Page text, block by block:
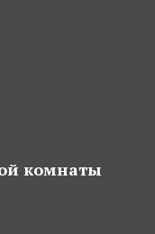
комнаты